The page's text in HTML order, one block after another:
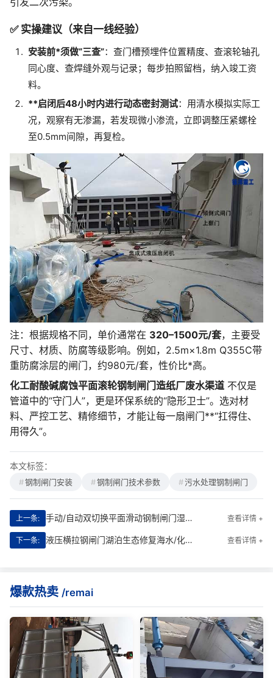
✅ 实操建议（来自一线经验）
安装前*须做“三查”：查门槽预埋件位置精度、查滚轮轴孔
同心度、查焊缝外观与记录；每步拍照留档，纳入竣工资
料。
**启闭后48小时内进行动态密封测试：用清水模拟实际工
况，观察有无渗漏，若发现微小渗流，立即调整压紧螺栓
至0.5mm间隙，再复检。
注：根据规格不同，单价通常在 320–1500元/套，主要受
尺寸、材质、防腐等级影响。例如，2.5m×1.8m Q355C带
重防腐涂层的闸门，约980元/套，性价比*高。
化工耐酸碱腐蚀平面滚轮钢制闸门造纸厂废水渠道 不仅是
管道中的“守门人”，更是环保系统的“隐形卫士”。选对材
料、严控工艺、精修细节，才能让每一扇闸门**“扛得住、
用得久”。
本文标签：
钢制闸门安装 钢制闸门技术参数 污水处理钢制闸门
上一条: 手动/自动双切换平面滑动钢制闸门湿地公园水系|智能调控守护生态命脉 查看详情 +
下一条: 液压横拉钢闸门湖泊生态修复海水/化工水体适配型号|智能调控·耐蚀先锋 查看详情 +
爆款热卖 /remai